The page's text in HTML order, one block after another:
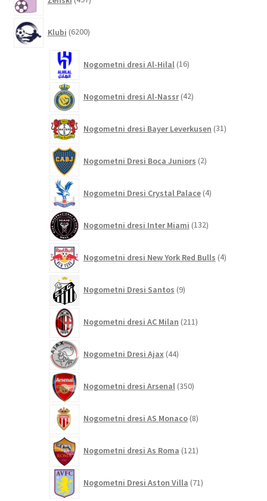
izdelkov
Klubi 6200izdelkov
Nogometni dresi Al-Hilal 16izdelkov
Nogometni dresi Al-Nassr 42izdelkov
Nogometni dresi Bayer Leverkusen 31izdelkov
Nogometni Dresi Boca Juniors 2izdelka
Nogometni Dresi Crystal Palace 4izdelki
Nogometni dresi Inter Miami 132izdelkov
Nogometni dresi New York Red Bulls 4izdelki
Nogometni Dresi Santos 9izdelkov
Nogometni dresi AC Milan 211izdelkov
Nogometni Dresi Ajax 44izdelkov
Nogometni dresi Arsenal 350izdelkov
Nogometni dresi AS Monaco 8izdelkov
Nogometni dresi As Roma 121izdelkov
Nogometni Dresi Aston Villa 71izdelkov